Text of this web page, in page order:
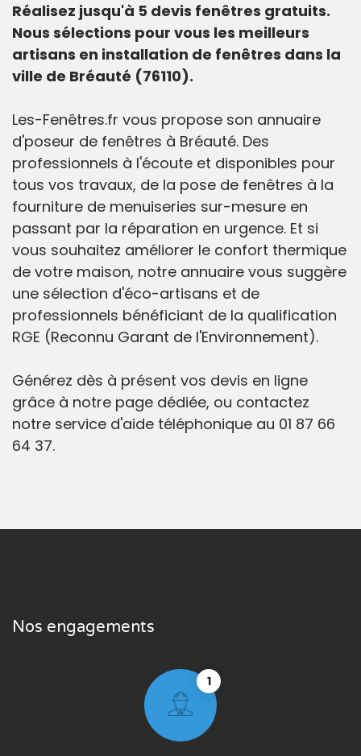
Réalisez jusqu'à 5 devis fenêtres gratuits.
Nous sélections pour vous les meilleurs
artisans en installation de fenêtres dans la
ville de Bréauté (76110).
Les-Fenêtres.fr vous propose son annuaire
d'poseur de fenêtres à Bréauté. Des
professionnels à l'écoute et disponibles pour
tous vos travaux, de la pose de fenêtres à la
fourniture de menuiseries sur-mesure en
passant par la réparation en urgence. Et si
vous souhaitez améliorer le confort thermique
de votre maison, notre annuaire vous suggère
une sélection d'éco-artisans et de
professionnels bénéficiant de la qualification
RGE (Reconnu Garant de l'Environnement).
Générez dès à présent vos devis en ligne
grâce à notre page dédiée, ou contactez
notre service d'aide téléphonique au 01 87 66
64 37.
Nos engagements
1